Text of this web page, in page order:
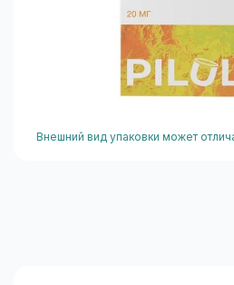
Внешний вид упаковки может